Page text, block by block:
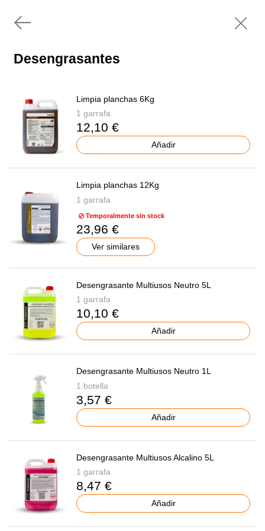
Desengrasantes
Limpia planchas 6Kg
1 garrafa
12,10 €
Añadir
Limpia planchas 12Kg
1 garrafa
Temporalmente sin stock
23,96 €
Ver similares
Desengrasante Multiusos Neutro 5L
1 garrafa
10,10 €
Añadir
Desengrasante Multiusos Neutro 1L
1 botella
3,57 €
Añadir
Desengrasante Multiusos Alcalino 5L
1 garrafa
8,47 €
Añadir